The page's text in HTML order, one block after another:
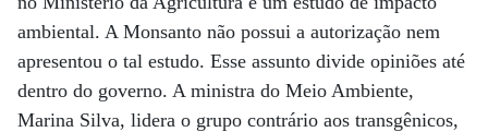
ambiental. A Monsanto não possui a autorização nem
apresentou o tal estudo. Esse assunto divide opiniões até
dentro do governo. A ministra do Meio Ambiente,
Marina Silva, lidera o grupo contrário aos transgênicos,